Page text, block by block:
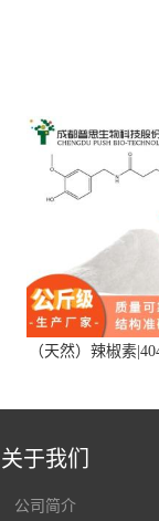
（天然）辣椒素
关于我们
公司简介